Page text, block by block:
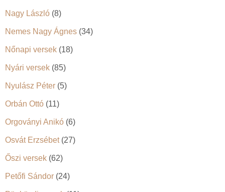
Nagy László (8)
Nemes Nagy Ágnes (34)
Nőnapi versek (18)
Nyári versek (85)
Nyulász Péter (5)
Orbán Ottó (11)
Orgoványi Anikó (6)
Osvát Erzsébet(27)
Őszi versek (62)
Petőfi Sándor (24)